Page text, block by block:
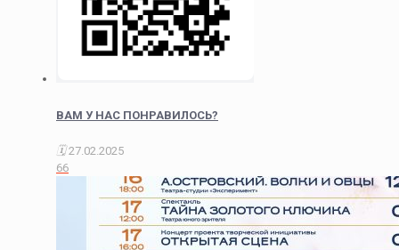
ВАМ У НАС ПОНРАВИЛОСЬ?
27.02.2025
66